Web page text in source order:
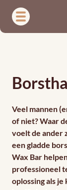
Veel mannen
of niet? Waar
voelt de ander
een gladde
Wax Bar
professioneel
oplossing als